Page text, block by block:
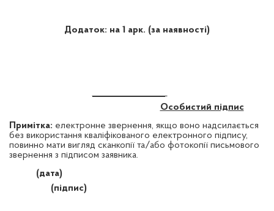
Додаток: на 1 арк. (за наявності)
Особистий підпис
Примітка: електронне звернення, якщо воно надсилається
без використання кваліфікованого електронного підпису,
повинно мати вигляд сканкопії та/або фотокопії письмового
звернення з підписом заявника.
(дата)
(підпис)